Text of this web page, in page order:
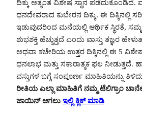
ದಿಕ್ಕು ಅತ್ಯಂತ ವಿಶೇಷ ಸ್ಥಾನ ಪಡೆದುಕೊಂಡಿದೆ.
ಧನದೇವರಾದ ಕುಬೇರನ ದಿಕ್ಕು. ಈ ದಿಕ್ಕಿನಲ್ಲಿ
ಇಡುವುದರಿಂದ ಮನೆಯಲ್ಲಿ ಆರ್ಥಿಕ ಸ್ಥಿರತೆ,
ಶುಭಶಕ್ತಿ ಹೆಚ್ಚುತ್ತದೆ ಎಂದು ವಾಸ್ತು ತಜ್ಞರ
ಅಥವಾ ಕಚೇರಿಯ ಉತ್ತರ ದಿಕ್ಕಿನಲ್ಲಿ ಈ 5
ಧನಲಾಭ ಮತ್ತು ಸಕಾರಾತ್ಮಕ ಫಲ ನೀಡುತ್ತದೆ.
ವಸ್ತುಗಳ ಬಗ್ಗೆ ಸಂಪೂರ್ಣ ಮಾಹಿತಿಯನ್ನು
ರೀತಿಯ ಎಲ್ಲಾ ಮಾಹಿತಿಗೆ ನಮ್ಮ ಟೆಲಿಗ್ರಾಂ
ಜಾಯಿನ್ ಆಗಲು ಇಲ್ಲಿ ಕ್ಲಿಕ್ ಮಾಡಿ